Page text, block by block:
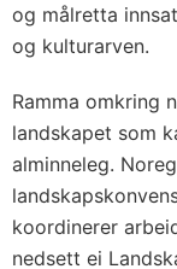
og målretta
og kulturarven.
Ramma omkring
landskapet som
alminneleg.
koordinerer
nedsett ei